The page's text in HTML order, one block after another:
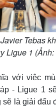
Tebas
Ligue 1 (Ảnh:
với việc
- Ligue 1
sẽ là giải đấu